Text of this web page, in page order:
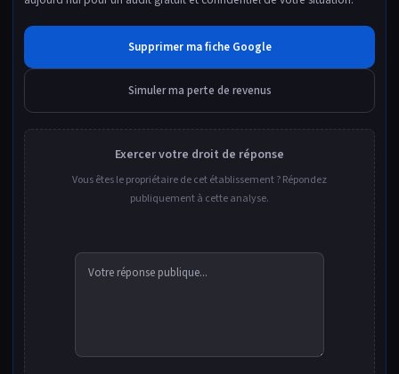
Supprimer ma fiche Google
Simuler ma perte de revenus
Exercer votre droit de réponse
Vous êtes le propriétaire de cet établissement ? Répondez
publiquement à cette analyse.